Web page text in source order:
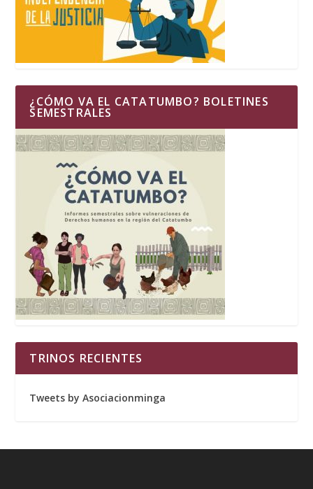
¿CÓMO VA EL CATATUMBO? BOLETINES
SEMESTRALES
TRINOS RECIENTES
Tweets by Asociacionminga